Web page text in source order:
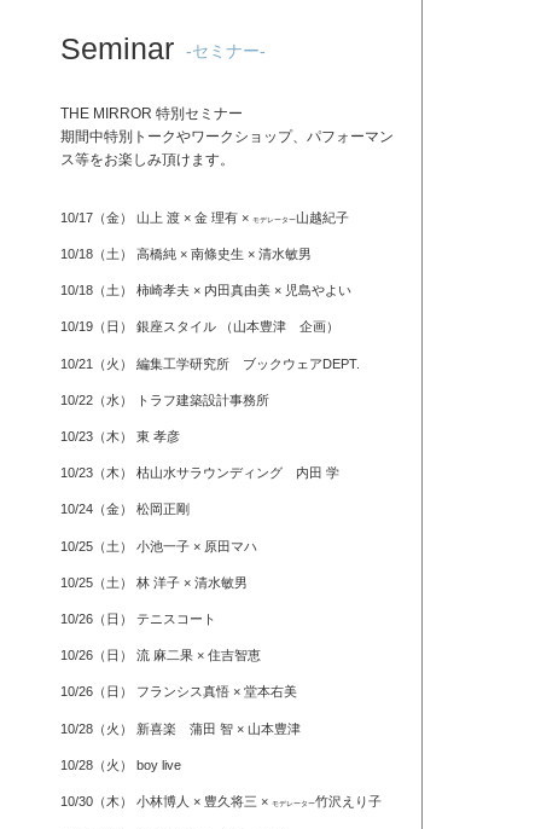
Seminar -セミナー-
THE MIRROR 特別セミナー
期間中特別トークやワークショップ、パフォーマン
ス等をお楽しみ頂けます。
10/17（金） 山上 渡 × 金 理有 × モデレーター山越紀子
10/18（土） 高橋純 × 南條史生 × 清水敏男
10/18（土） 柿崎孝夫 × 内田真由美 × 児島やよい
10/19（日） 銀座スタイル （山本豊津 企画）
10/21（火） 編集工学研究所 ブックウェアDEPT.
10/22（水） トラフ建築設計事務所
10/23（木） 東 孝彦
10/23（木） 枯山水サラウンディング 内田 学
10/24（金） 松岡正剛
10/25（土） 小池一子 × 原田マハ
10/25（土） 林 洋子 × 清水敏男
10/26（日） テニスコート
10/26（日） 流 麻二果 × 住吉智恵
10/26（日） フランシス真悟 × 堂本右美
10/28（火） 新喜楽 蒲田 智 × 山本豊津
10/28（火） boy live
10/30（木） 小林博人 × 豊久将三 × モデレーター竹沢えり子